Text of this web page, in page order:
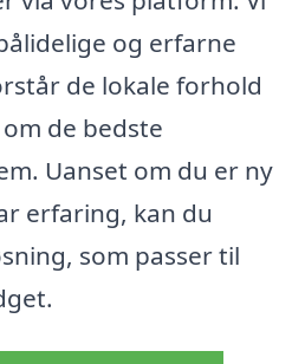
og erfarne
de lokale forhold
de bedste
Uanset om du er ny
erfaring, kan du
som passer til